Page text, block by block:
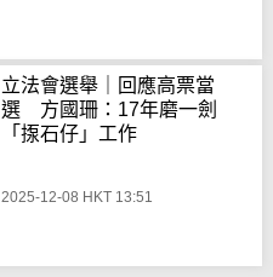
立法會選舉｜回應高票當
選 方國珊：17年磨一劍
「揼石仔」工作
2025-12-08 HKT 13:51